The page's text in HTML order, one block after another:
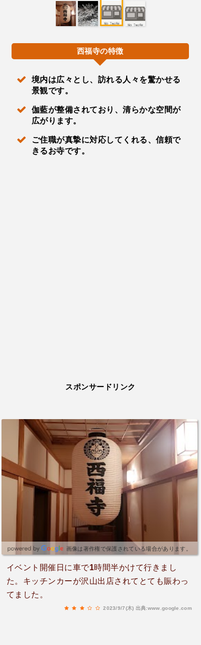
西福寺の特徴
境内は広々とし、訪れる人々を驚かせる
景観です。
伽藍が整備されており、清らかな空間が
広がります。
ご住職が真摯に対応してくれる、信頼で
きるお寺です。
スポンサードリンク
画像は著作権で保護されている場合があります。
イベント開催日に車で1時間半かけて行きまし
た。キッチンカーが沢山出店されてとても賑わっ
てました。
2023/9/7(木) 出典:www.google.com